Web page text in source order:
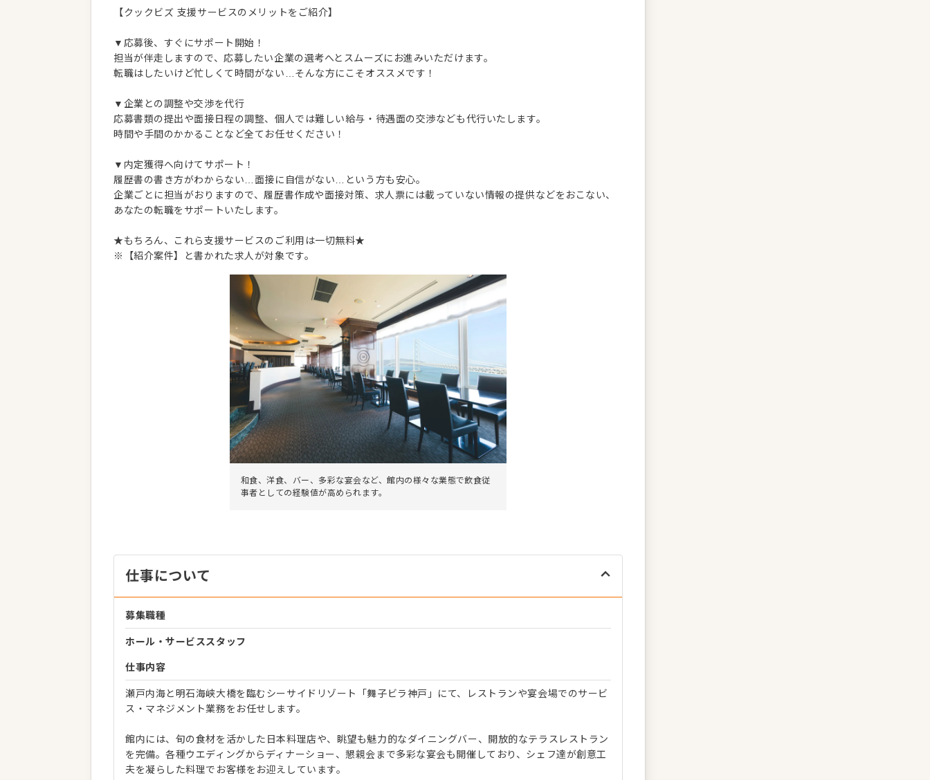
【クックビズ 支援サービスのメリットをご紹介】
▼応募後、すぐにサポート開始！
担当が伴走しますので、応募したい企業の選考へとスムーズにお進みいただけます。
転職はしたいけど忙しくて時間がない…そんな方にこそオススメです！
▼企業との調整や交渉を代行
応募書類の提出や面接日程の調整、個人では難しい給与・待遇面の交渉なども代行いたします。
時間や手間のかかることなど全てお任せください！
▼内定獲得へ向けてサポート！
履歴書の書き方がわからない…面接に自信がない…という方も安心。
企業ごとに担当がおりますので、履歴書作成や面接対策、求人票には載っていない情報の提供などをおこない、
あなたの転職をサポートいたします。
★もちろん、これら支援サービスのご利用は一切無料★
※【紹介案件】と書かれた求人が対象です。
和食、洋食、バー、多彩な宴会など、館内の様々な業態で飲食従
事者としての経験値が高められます。
仕事について
募集職種
ホール・サービススタッフ
仕事内容
瀬戸内海と明石海峡大橋を臨むシーサイドリゾート「舞子ビラ神戸」にて、レストランや宴会場でのサービ
ス・マネジメント業務をお任せします。
館内には、旬の食材を活かした日本料理店や、眺望も魅力的なダイニングバー、開放的なテラスレストラン
を完備。各種ウエディングからディナーショー、懇親会まで多彩な宴会も開催しており、シェフ達が創意工
夫を凝らした料理でお客様をお迎えしています。